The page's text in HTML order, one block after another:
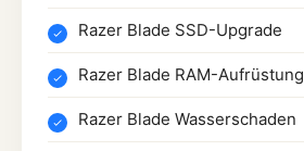
Razer Blade SSD-Upgrade
Razer Blade RAM-Aufrüstung
Razer Blade Wasserschaden